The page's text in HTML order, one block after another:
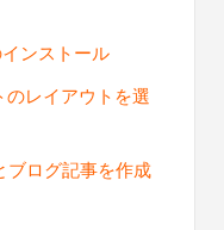
ンストール
レイアウトを選
ブログ記事を作成